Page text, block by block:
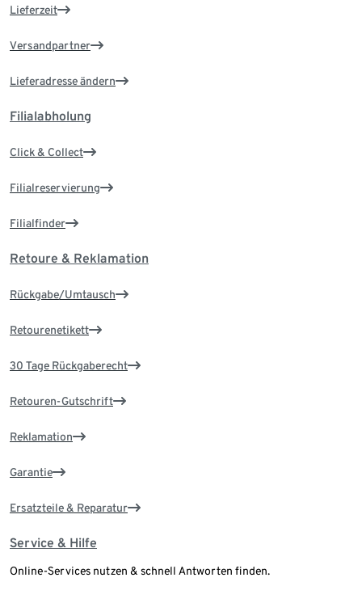
Lieferzeit
Versandpartner
Lieferadresse ändern
Filialabholung
Click & Collect
Filialreservierung
Filialfinder
Retoure & Reklamation
Rückgabe/Umtausch
Retourenetikett
30 Tage Rückgaberecht
Retouren-Gutschrift
Reklamation
Garantie
Ersatzteile & Reparatur
Service & Hilfe
Online-Services nutzen & schnell Antworten finden.